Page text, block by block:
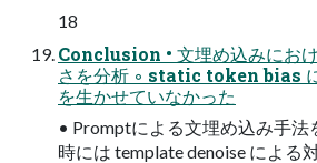
18
Conclusion • 文埋め込みにお
さを分析 ◦ static token bias
を生かせていなかった
• Promptによる文埋め込み手法
時には template denoise による